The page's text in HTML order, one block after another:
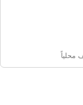
محلياً